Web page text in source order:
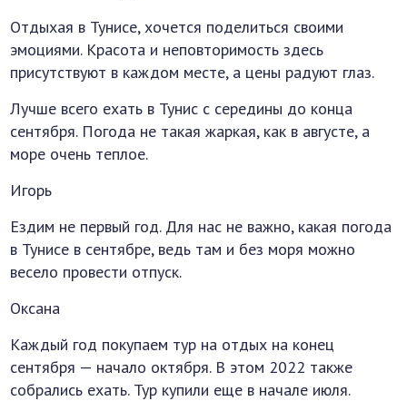
Отдыхая в Тунисе, хочется поделиться своими
эмоциями. Красота и неповторимость здесь
присутствуют в каждом месте, а цены радуют глаз.
Лучше всего ехать в Тунис с середины до конца
сентября. Погода не такая жаркая, как в августе, а
море очень теплое.
Игорь
Ездим не первый год. Для нас не важно, какая погода
в Тунисе в сентябре, ведь там и без моря можно
весело провести отпуск.
Оксана
Каждый год покупаем тур на отдых на конец
сентября — начало октября. В этом 2022 также
собрались ехать. Тур купили еще в начале июля.